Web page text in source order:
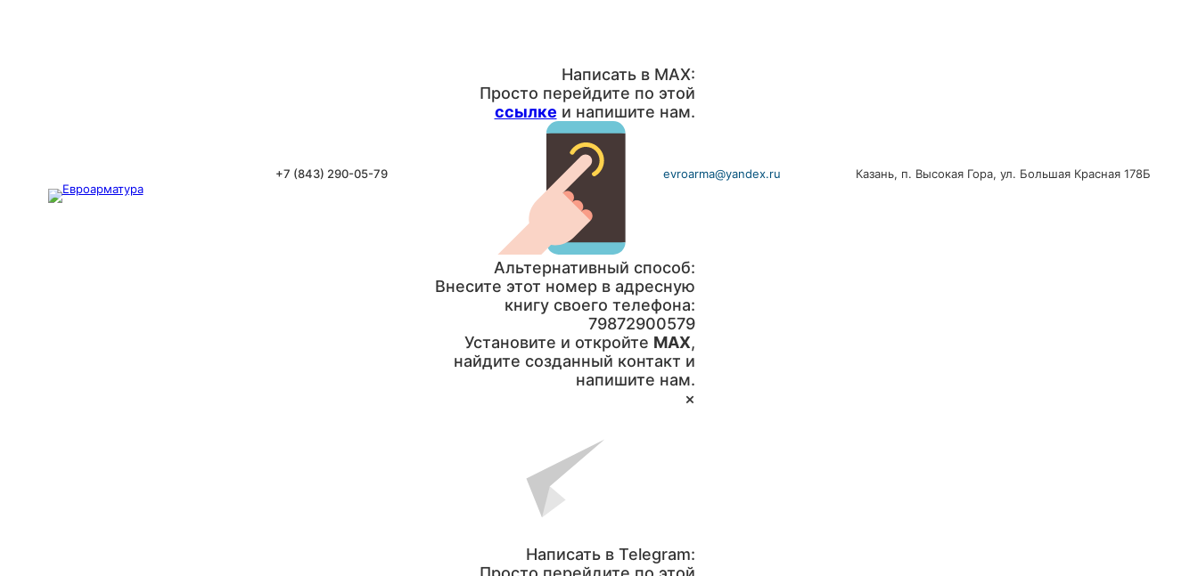
+7 (843) 290-05-79
Написать в MAX:
Просто перейдите по этой
ссылке и напишите нам.
Альтернативный способ:
Внесите этот номер в адресную
книгу своего телефона:
79872900579
Установите и откройте MAX,
найдите созданный контакт и
напишите нам.
×
Написать в Telegram:
evroarma@yandex.ru Казань, п. Высокая Гора, ул. Большая Красная 178Б